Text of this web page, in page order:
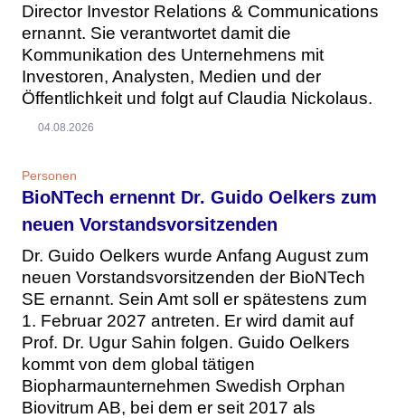
Director Investor Relations & Communications
ernannt. Sie verantwortet damit die
Kommunikation des Unternehmens mit
Investoren, Analysten, Medien und der
Öffentlichkeit und folgt auf Claudia Nickolaus.
04.08.2026
Personen
BioNTech ernennt Dr. Guido Oelkers zum
neuen Vorstandsvorsitzenden
Dr. Guido Oelkers wurde Anfang August zum
neuen Vorstandsvorsitzenden der BioNTech
SE ernannt. Sein Amt soll er spätestens zum
1. Februar 2027 antreten. Er wird damit auf
Prof. Dr. Ugur Sahin folgen. Guido Oelkers
kommt von dem global tätigen
Biopharmaunternehmen Swedish Orphan
Biovitrum AB, bei dem er seit 2017 als